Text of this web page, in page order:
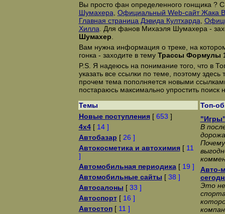
Вы просто фан определенного гонщика ?
Шумахера Официальный Web-сайт Жака
Главная страница Дэвида Култхарда
Хилла . Для фанов Михаэля Шумахера -
Шумахер
Вам нужна информация о треке, на
гонка - заходите в тему Трассы Формулы
P.S. Я надеюсь на понимание того, что в
указать все ссылки по теме, поэтому
прочем тема пополняется новыми
постараюсь максимально упростить
Темы
Топ-
Новые поступления[ 653 ]
4x4[ 14 ]
Автобазар [ 26 ]
Автокосметика и автохимия[ 11
]
Автомобильная периодика[ 19 ]
Автомобильные сайты [ 38 ]
Автосалоны [ 33 ]
Автоспорт[ 16 ]
Автостоп[ 11 ]
В
Авто-
Это